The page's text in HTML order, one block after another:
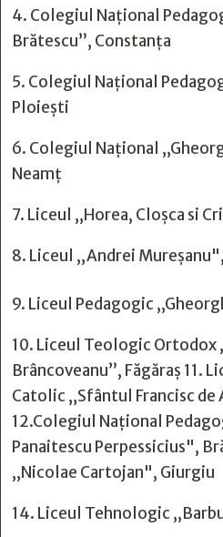
4. Colegiul Național
Brătescu”, Constanța
5. Colegiul Național
Ploiești
6. Colegiul Național
Neamț
7. Liceul ,,Horea, Cloșca si
8. Liceul ,,Andrei
9. Liceul Pedagogic
10. Liceul Teologic
Brâncoveanu”, Făgăraș 11.
Catolic „Sfântul Francisc de
12.Colegiul Național
Panaitescu Perpessicius",
,,Nicolae Cartojan", Giurgiu
14. Liceul Tehnologic